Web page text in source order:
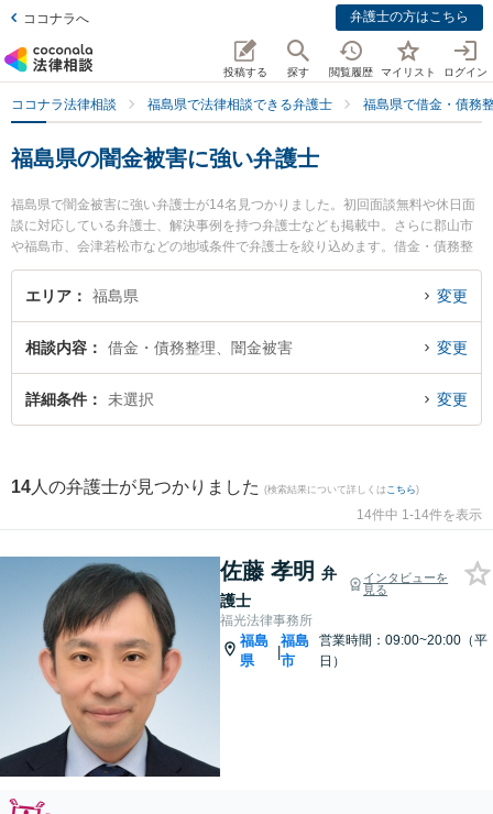
ココナラへ 弁護士の方はこちら
投稿する 探す 閲覧履歴 マイリスト ログイン
ココナラ法律相談 福島県で法律相談できる弁護士 福島県で借金・債務
福島県の闇金被害に強い弁護士
福島県で闇金被害に強い弁護士が14名見つかりました。初回面談無料や休日面
談に対応している弁護士、解決事例を持つ弁護士なども掲載中。さらに郡山市
や福島市、会津若松市などの地域条件で弁護士を絞り込めます。借金・債務整
理に関係する消費者金融の債務整理やクレジット会社の債務整理、リボ払いの
債務整理等の細かな分野での絞り込み検索もでき便利です。特に福光法律事務
弁護士費用、強みなどが注目されています。『福島県で土日や夜間に発生した
闇金被害のトラブルを今すぐに弁護士に相談したい』『闇金被害のトラブル解
決の実績豊富な近くの弁護士を検索したい』『初回相談無料で闇金被害を法律
エリア 福島県 変更
相談内容 借金・債務整理、闇金被害 変更
詳細条件 未選択 変更
14 人の弁護士が見つかりました (検索結果について詳しくは こちら)
14件中 1-14件を表示
佐藤 孝明 弁
護士
インタビューを
見る
福光法律事務所
福島
県
|
福島
市
営業時間：09:00~20:00（平
日）